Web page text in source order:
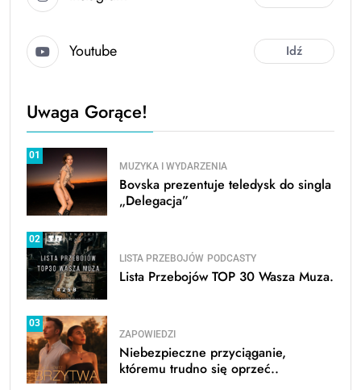
Youtube Idź
Uwaga Gorące!
01
MUZYKA I WYDARZENIA
Bovska prezentuje teledysk do singla
„Delegacja”
02
LISTA PRZEBOJÓW PODCASTY
Lista Przebojów TOP 30 Wasza Muza.
03
ZAPOWIEDZI
Niebezpieczne przyciąganie,
któremu trudno się oprzeć..